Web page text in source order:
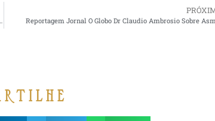
biônico e quer torná-lo acessível. Reportagem Jornal O Globo Dr Claudio Ambrosio Sobre